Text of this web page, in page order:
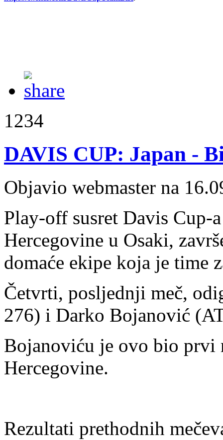
1234
DAVIS CUP: Japan -
Objavio webmaster na
Play-off susret Davis Cup-
Hercegovine u Osaki,
domaće ekipe koja je time
Četvrti, posljednji meč,
276) i Darko Bojanović
Bojanoviću je ovo bio prvi
Hercegovine.
Rezultati prethodnih